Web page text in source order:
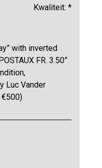
Kwaliteit: *
with inverted
FR. 3.50”
Luc Vander
€500)